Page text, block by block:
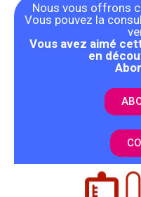
Nous vous offrons
Vous pouvez la
Vous avez aimé
en